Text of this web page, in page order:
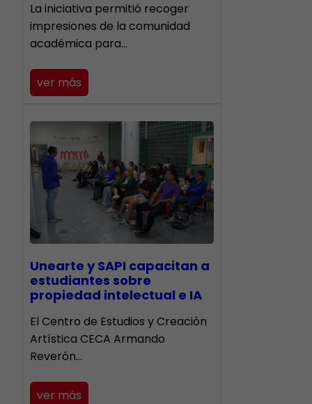
La iniciativa permitió recoger
impresiones de la comunidad
académica para…
ver más
Unearte y SAPI capacitan a
estudiantes sobre
propiedad intelectual e IA
El Centro de Estudios y Creación
Artística CECA Armando
Reverón…
ver más